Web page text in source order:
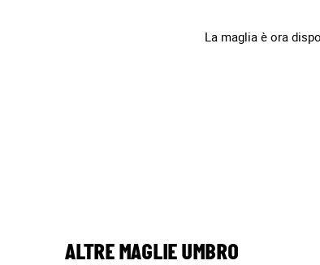
La maglia è ora
ALTRE MAGLIE UMBRO